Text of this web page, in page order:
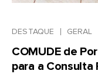
DESTAQUE GERAL
COMUDE de
para a